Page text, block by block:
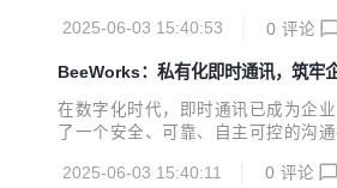
术，如 TLS/SSL 协议、256 位
2025-06-03 15:40:53 0 评论
BeeWorks：私有化即时通讯，筑牢
在数字化时代，即时通讯已成为企
了一个安全、可靠、自主可控的沟
用方式。这种自主可控的数据管理
2025-06-03 15:40:11 0 评论